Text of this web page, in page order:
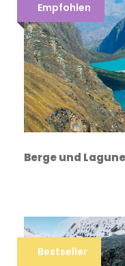
Empfohlen
Berge und
Bestseller